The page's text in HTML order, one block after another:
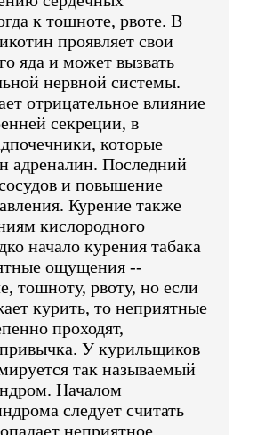
к тошноте, рвоте. В
проявляет свои
яда и может вызвать
нервной системы.
отрицательное влияние
секреции, в
которые
адреналин. Последний
и повышение
Курение также
кислородного
начало курения табака
ощущения --
тошноту, рвоту, но если
курить, то неприятные
проходят,
У курильщиков
так называемый
Началом
следует считать
неприятное